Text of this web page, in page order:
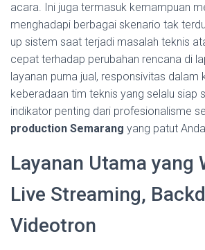
acara. Ini juga termasuk kemampuan
menghadapi berbagai skenario tak
up sistem saat terjadi masalah teknis
cepat terhadap perubahan rencana di
layanan purna jual, responsivitas dalam
keberadaan tim teknis yang selalu siap
indikator penting dari profesionalisme
production Semarang yang patut
Layanan Utama yang
Live Streaming,
Videotron